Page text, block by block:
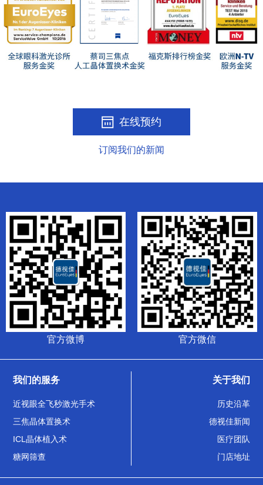
在线预约
订阅我们的新闻
官方微博 官方微信
我们的服务
近视眼全飞秒激光手术
三焦晶体置换术
ICL晶体植入术
糖网筛查
关于我们
历史沿革
德视佳新闻
医疗团队
门店地址